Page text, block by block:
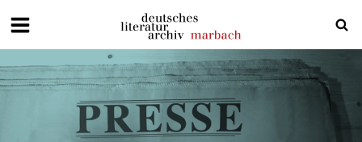
Deutsches
Literaturarchiv
Marbach